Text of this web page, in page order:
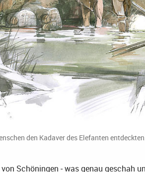
den Kadaver des Elefanten
Schöningen ‒ was genau geschah